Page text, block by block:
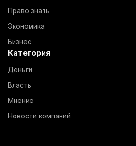
Право знать
Экономика
Бизнес
Категория
Деньги
Власть
Мнение
Новости компаний